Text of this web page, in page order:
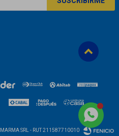
SRL - RUT 211587710010